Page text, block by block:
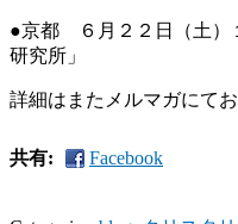
●京都 ６月２２日（土）
研究所」
詳細はまたメルマガにて
共有: Facebook